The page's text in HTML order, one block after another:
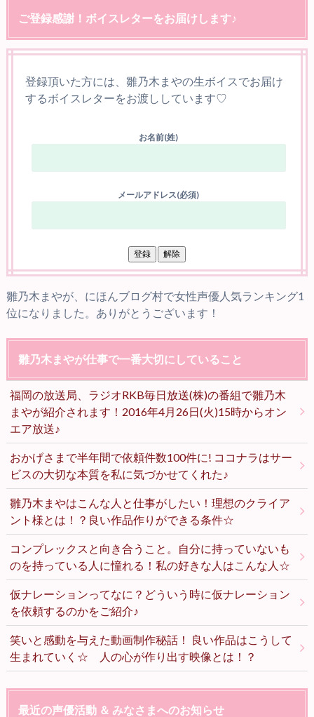
ご登録感謝！ボイスレターをお届けします♪
登録頂いた方には、雛乃木まやの生ボイスでお届け
するボイスレターをお渡ししています♡
お名前(姓)
メールアドレス(必須)
雛乃木まやが、にほんブログ村で女性声優人気ランキング1
位になりました。ありがとうございます！
雛乃木まやが仕事で一番大切にしていること
福岡の放送局、ラジオRKB毎日放送(株)の番組で雛乃木
まやが紹介されます！2016年4月26日(火)15時からオン
エア放送♪
おかげさまで半年間で依頼件数100件に! ココナラはサー
ビスの大切な本質を私に気づかせてくれた♪
雛乃木まやはこんな人と仕事がしたい！理想のクライア
ント様とは！？良い作品作りができる条件☆
コンプレックスと向き合うこと。自分に持っていないも
のを持っている人に憧れる！私の好きな人はこんな人☆
仮ナレーションってなに？どういう時に仮ナレーション
を依頼するのかをご紹介♪
笑いと感動を与えた動画制作秘話！ 良い作品はこうして
生まれていく☆ 人の心が作り出す映像とは！？
最近の声優活動 ＆ みなさまへのお知らせ